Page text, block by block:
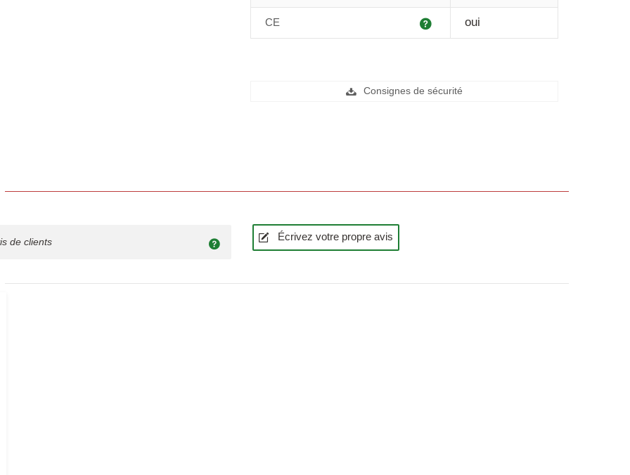
Explication
CE oui
Consignes de sécurité
de clients Écrivez votre propre avis